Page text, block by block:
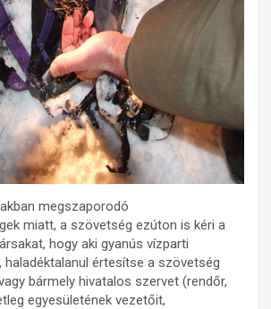
megszaporodó
miatt, a szövetség ezúton is kéri a
hogy aki gyanús vízparti
haladéktalanul értesítse a szövetség
bármely hivatalos szervet (rendőr,
egyesületének vezetőit,